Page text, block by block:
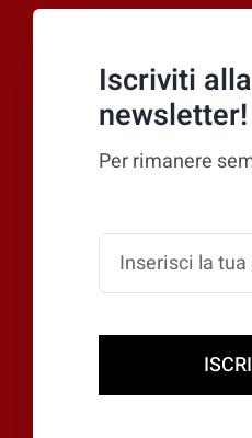
Iscriviti
newsletter!
Per rimanere